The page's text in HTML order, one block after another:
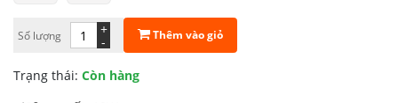
Số lượng -
+ Thêm vào giỏ
Trạng thái: Còn hàng